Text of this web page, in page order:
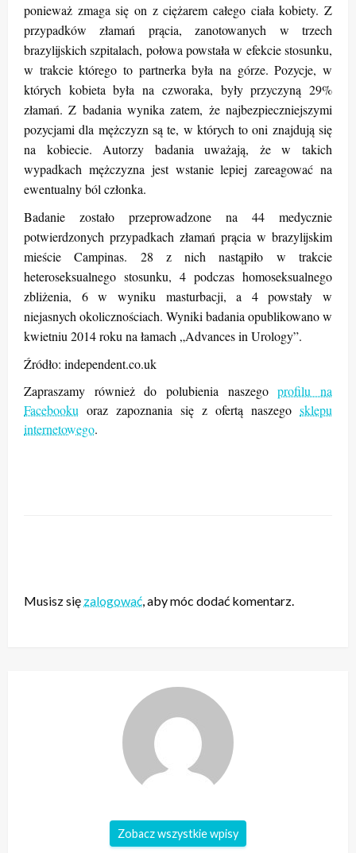
ponieważ zmaga się on z ciężarem całego ciała kobiety. Z
przypadków złamań prącia, zanotowanych w trzech
brazylijskich szpitalach, połowa powstała w efekcie stosunku,
w trakcie którego to partnerka była na górze. Pozycje, w
których kobieta była na czworaka, były przyczyną 29%
złamań. Z badania wynika zatem, że najbezpieczniejszymi
pozycjami dla mężczyzn są te, w których to oni znajdują się
na kobiecie. Autorzy badania uważają, że w takich
wypadkach mężczyzna jest wstanie lepiej zareagować na
ewentualny ból członka.
Badanie zostało przeprowadzone na 44 medycznie
potwierdzonych przypadkach złamań prącia w brazylijskim
mieście Campinas. 28 z nich nastąpiło w trakcie
heteroseksualnego stosunku, 4 podczas homoseksualnego
zbliżenia, 6 w wyniku masturbacji, a 4 powstały w
niejasnych okolicznościach. Wyniki badania opublikowano w
kwietniu 2014 roku na łamach „Advances in Urology”.
Źródło: independent.co.uk
Zapraszamy również do polubienia naszegoprofilu na
Facebooku oraz zapoznania się z ofertą naszego sklepu
internetowego.
Musisz się zalogować , aby móc dodać komentarz.
Zobacz wszystkie wpisy